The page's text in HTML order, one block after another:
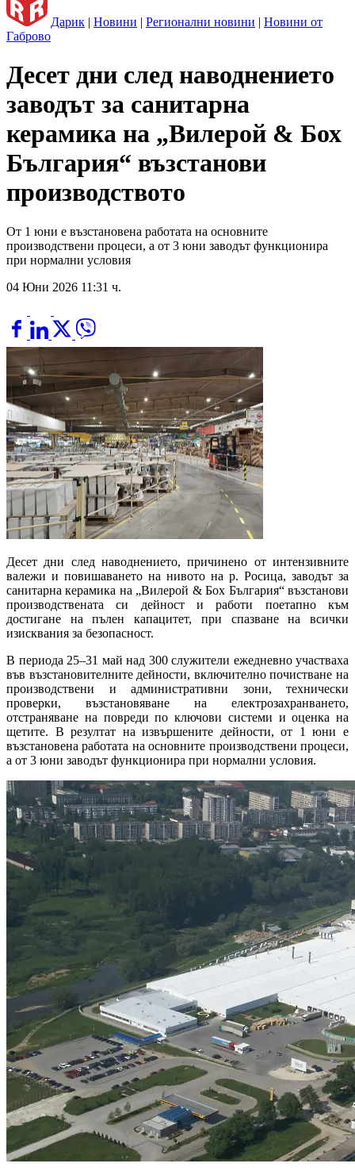
Дарик | Новини | Регионални новини | Новини от
Габрово
Десет дни след наводнението
заводът за санитарна
керамика на „Вилерой & Бох
България“ възстанови
производството
От 1 юни е възстановена работата на основните
производствени процеси, а от 3 юни заводът функционира
при нормални условия
04 Юни 2026 11:31 ч.
Десет дни след наводнението, причинено от интензивните
валежи и повишаването на нивото на р. Росица, заводът за
санитарна керамика на „Вилерой & Бох България“ възстанови
производствената си дейност и работи поетапно към
достигане на пълен капацитет, при спазване на всички
изисквания за безопасност.
В периода 25–31 май над 300 служители ежедневно участваха
във възстановителните дейности, включително почистване на
производствени и административни зони, технически
проверки, възстановяване на електрозахранването,
отстраняване на повреди по ключови системи и оценка на
щетите. В резултат на извършените дейности, от 1 юни е
възстановена работата на основните производствени процеси,
а от 3 юни заводът функционира при нормални условия.